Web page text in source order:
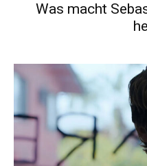
Was macht